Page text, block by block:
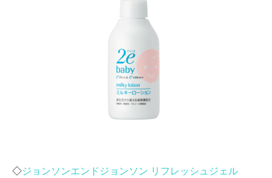
◇ジョンソンエンドジョンソン リフレッシュジェル